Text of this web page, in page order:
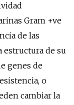
Gram +ve
de las
estructura de su
genes de
o
cambiar la